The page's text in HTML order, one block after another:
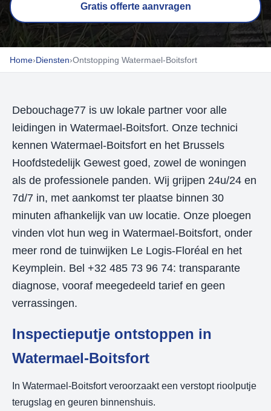
Gratis offerte aanvragen
Home›Diensten›Ontstopping Watermael-Boitsfort
Debouchage77 is uw lokale partner voor alle
leidingen in Watermael-Boitsfort. Onze technici
kennen Watermael-Boitsfort en het Brussels
Hoofdstedelijk Gewest goed, zowel de woningen
als de professionele panden. Wij grijpen 24u/24 en
7d/7 in, met aankomst ter plaatse binnen 30
minuten afhankelijk van uw locatie. Onze ploegen
vinden vlot hun weg in Watermael-Boitsfort, onder
meer rond de tuinwijken Le Logis-Floréal en het
Keymplein. Bel +32 485 73 96 74: transparante
diagnose, vooraf meegedeeld tarief en geen
verrassingen.
Inspectieputje ontstoppen in
Watermael-Boitsfort
In Watermael-Boitsfort veroorzaakt een verstopt rioolputje
terugslag en geuren binnenshuis.